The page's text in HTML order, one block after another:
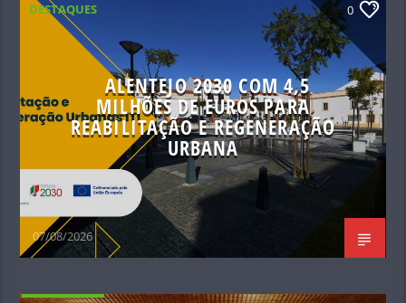
DESTAQUES 0
ALENTEJO 2030 COM 4,5
MILHÕES DE EUROS PARA
REABILITAÇÃO E REGENERAÇÃO
URBANA
07/08/2026